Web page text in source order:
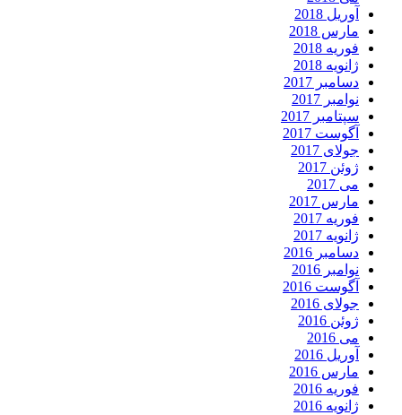
آوریل 2018
مارس 2018
فوریه 2018
ژانویه 2018
دسامبر 2017
نوامبر 2017
سپتامبر 2017
آگوست 2017
جولای 2017
ژوئن 2017
می 2017
مارس 2017
فوریه 2017
ژانویه 2017
دسامبر 2016
نوامبر 2016
آگوست 2016
جولای 2016
ژوئن 2016
می 2016
آوریل 2016
مارس 2016
فوریه 2016
ژانویه 2016